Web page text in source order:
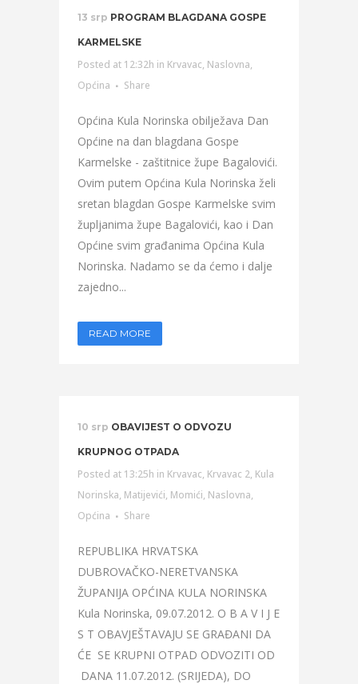
13 srp PROGRAM BLAGDANA GOSPE
KARMELSKE
Posted at 12:32h in Krvavac, Naslovna,
Općina
Share
Općina Kula Norinska obilježava Dan
Općine na dan blagdana Gospe
Karmelske - zaštitnice župe Bagalovići.
Ovim putem Općina Kula Norinska želi
sretan blagdan Gospe Karmelske svim
župljanima župe Bagalovići, kao i Dan
Općine svim građanima Općina Kula
Norinska. Nadamo se da ćemo i dalje
zajedno...
READ MORE
10 srp OBAVIJEST O ODVOZU
KRUPNOG OTPADA
Posted at 13:25h in Krvavac, Krvavac 2, Kula
Norinska, Matijevići, Momići, Naslovna,
Općina
Share
REPUBLIKA HRVATSKA
DUBROVAČKO-NERETVANSKA
ŽUPANIJA OPĆINA KULA NORINSKA
Kula Norinska, 09.07.2012. O B A V I J E
S T OBAVJEŠTAVAJU SE GRAĐANI DA
ĆE SE KRUPNI OTPAD ODVOZITI OD
DANA 11.07.2012. (SRIJEDA), DO